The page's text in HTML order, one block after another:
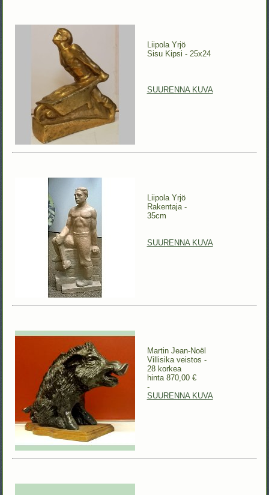
Liipola Yrjö
Sisu Kipsi - 25x24
SUURENNA KUVA
Liipola Yrjö
Rakentaja -
35cm
SUURENNA KUVA
Martin Jean-Noël
Villisika veistos -
28 korkea
hinta 870,00 €
-
SUURENNA KUVA